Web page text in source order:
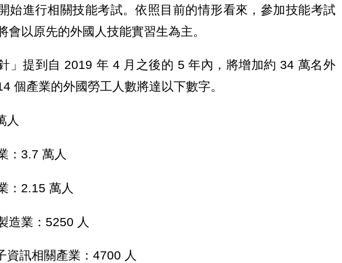
始進行相關技能考試。依照目前的情形看來，參加技能考試
會以原先的外國人技能實習生為主。
針」提到自 2019 年 4 月之後的 5 年內，將增加約 34 萬名外
個產業的外國勞工人數將達以下數字。
人
：3.7 萬人
：2.15 萬人
造業：5250 人
資訊相關產業：4700 人